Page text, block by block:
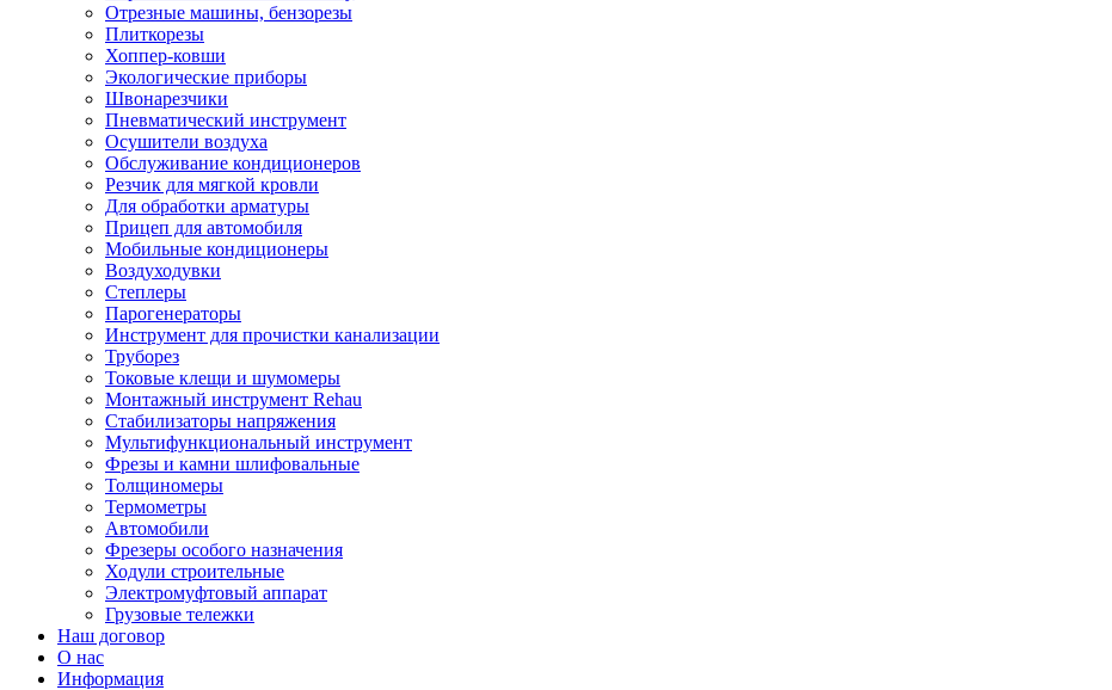
Отрезные машины, бензорезы
Плиткорезы
Хоппер-ковши
Экологические приборы
Швонарезчики
Пневматический инструмент
Осушители воздуха
Обслуживание кондиционеров
Резчик для мягкой кровли
Для обработки арматуры
Прицеп для автомобиля
Мобильные кондиционеры
Воздуходувки
Степлеры
Парогенераторы
Инструмент для прочистки канализации
Труборез
Токовые клещи и шумомеры
Монтажный инструмент Rehau
Стабилизаторы напряжения
Мультифункциональный инструмент
Фрезы и камни шлифовальные
Толщиномеры
Термометры
Автомобили
Фрезеры особого назначения
Ходули строительные
Электромуфтовый аппарат
Грузовые тележки
Наш договор
О нас
Информация